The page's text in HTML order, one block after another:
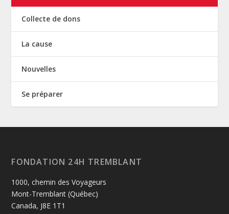
Collecte de dons
La cause
Nouvelles
Se préparer
FONDATION 24H TREMBLANT
1000, chemin des Voyageurs
Mont-Tremblant (Québec)
Canada, J8E 1T1